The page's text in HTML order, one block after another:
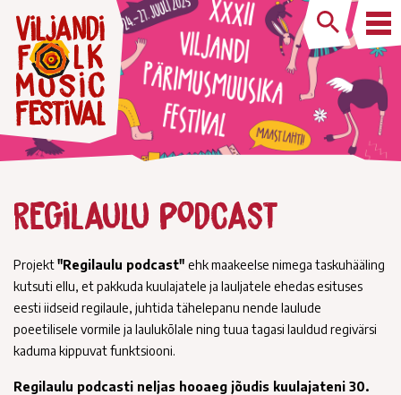
Regilaulu podcast
Projekt"Regilaulu podcast" ehk maakeelse nimega taskuhääling
kutsuti ellu, et pakkuda kuulajatele ja lauljatele ehedas esituses
eesti iidseid regilaule, juhtida tähelepanu nende laulude
poeetilisele vormile ja laulukõlale ning tuua tagasi lauldud regivärsi
kaduma kippuvat funktsiooni.
Regilaulu podcasti neljas hooaeg jõudis kuulajateni 30.